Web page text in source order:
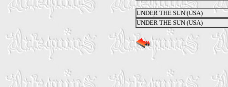
UNDER THE SUN (USA)
UNDER THE SUN (USA)